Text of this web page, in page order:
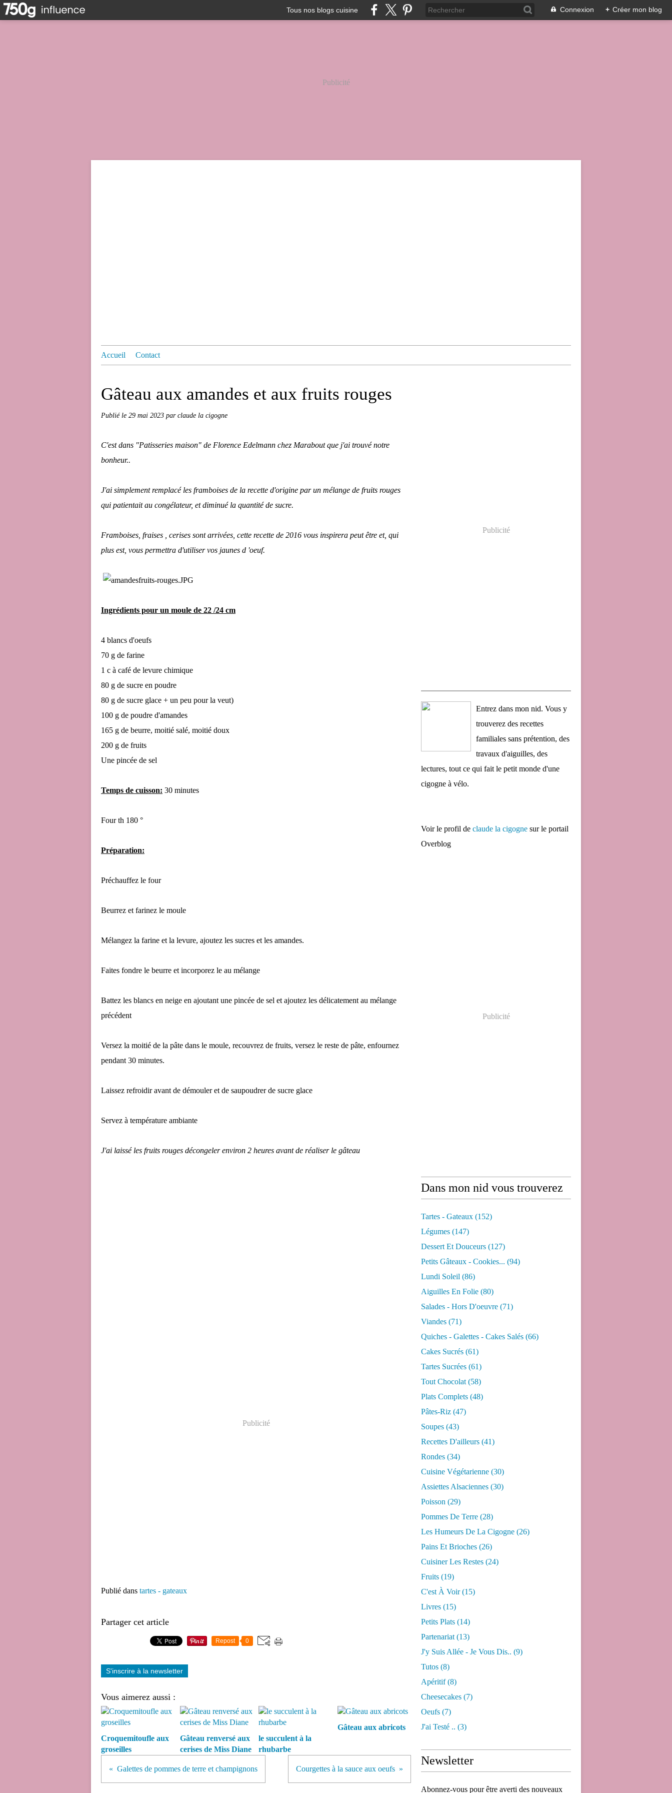
Tous nos blogs cuisine Connexion + Créer mon blog
Publicité
Accueil Contact
Gâteau aux amandes et aux fruits rouges
Publié le 29 mai 2023 par claude la cigogne
C'est dans "Patisseries maison" de Florence Edelmann chez Marabout que j'ai trouvé notre
bonheur..
J'ai simplement remplacé les framboises de la recette d'origine par un mélange de fruits rouges
qui patientait au congélateur, et diminué la quantité de sucre.
Framboises, fraises , cerises sont arrivées, cette recette de 2016 vous inspirera peut être et, qui
plus est, vous permettra d'utiliser vos jaunes d 'oeuf.
Ingrédients pour un moule de 22 /24 cm
4 blancs d'oeufs
70 g de farine
1 c à café de levure chimique
80 g de sucre en poudre
80 g de sucre glace + un peu pour la veut)
100 g de poudre d'amandes
165 g de beurre, moitié salé, moitié doux
200 g de fruits
Une pincée de sel
Temps de cuisson: 30 minutes
Four th 180 °
Préparation:
Préchauffez le four
Beurrez et farinez le moule
Mélangez la farine et la levure, ajoutez les sucres et les amandes.
Faites fondre le beurre et incorporez le au mélange
Battez les blancs en neige en ajoutant une pincée de sel et ajoutez les délicatement au mélange
précédent
Versez la moitié de la pâte dans le moule, recouvrez de fruits, versez le reste de pâte, enfournez
pendant 30 minutes.
Laissez refroidir avant de démouler et de saupoudrer de sucre glace
Servez à température ambiante
J'ai laissé les fruits rouges décongeler environ 2 heures avant de réaliser le gâteau
Publicité
Publié dans tartes - gateaux
Partager cet article
Repost 0
S'inscrire à la newsletter
Vous aimerez aussi :
Croquemitoufle aux
groseilles
Gâteau renversé aux
cerises de Miss Diane
le succulent à la
rhubarbe
Gâteau aux abricots
Galettes de pommes de terre et champignons Courgettes à la sauce aux oeufs
Publicité
Entrez dans mon nid. Vous y
trouverez des recettes
familiales sans prétention, des
travaux d'aiguilles, des
lectures, tout ce qui fait le petit monde d'une
cigogne à vélo.
Voir le profil de claude la cigogne sur le portail
Overblog
Publicité
Dans mon nid vous trouverez
Tartes - Gateaux (152)
Légumes (147)
Dessert Et Douceurs (127)
Petits Gâteaux - Cookies... (94)
Lundi Soleil (86)
Aiguilles En Folie (80)
Salades - Hors D'oeuvre (71)
Viandes (71)
Quiches - Galettes - Cakes Salés (66)
Cakes Sucrés (61)
Tartes Sucrées (61)
Tout Chocolat (58)
Plats Complets (48)
Pâtes-Riz (47)
Soupes (43)
Recettes D'ailleurs (41)
Rondes (34)
Cuisine Végétarienne (30)
Assiettes Alsaciennes (30)
Poisson (29)
Pommes De Terre (28)
Les Humeurs De La Cigogne (26)
Pains Et Brioches (26)
Cuisiner Les Restes (24)
Fruits (19)
C'est À Voir(15)
Livres (15)
Petits Plats (14)
Partenariat (13)
J'y Suis Allée - Je Vous Dis.. (9)
Tutos (8)
Apéritif(8)
Cheesecakes (7)
Oeufs (7)
J'ai Testé .. (3)
Newsletter
Abonnez-vous pour être averti des nouveaux